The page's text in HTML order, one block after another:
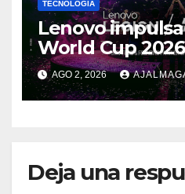
TECNOLOGÍA
Lenovo
World Cup
Fundador
AGO 2, 2026
Deja una